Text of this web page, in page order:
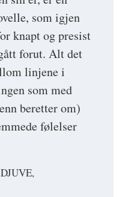
som igjen
knapt og presist
forut. Alt det
linjene i
som med
beretter om)
følelser